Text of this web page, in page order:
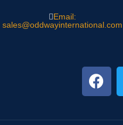
Email:
sales@oddwayinternational.com